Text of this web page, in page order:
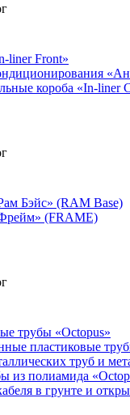
liner Front»
короба «In-liner
Бэйс» (RAM Base)
(FRAME)
трубы «Octopus»
пластиковые
труб и
из полиамида
в грунте и